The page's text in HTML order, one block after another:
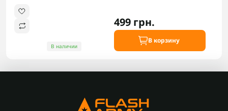
В наличии
499 грн.
В корзину